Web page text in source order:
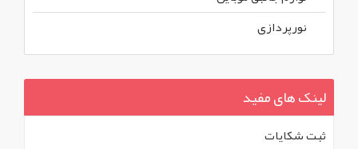
نورپردازی
لینک های مفید
ثبت شکايات